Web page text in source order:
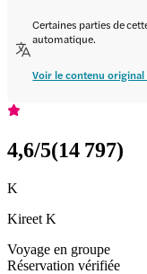
Certaines parties de
automatique.
Voir le contenu original
4,6/5(14 797)
K
Kireet K
Voyage en groupe
Réservation vérifiée